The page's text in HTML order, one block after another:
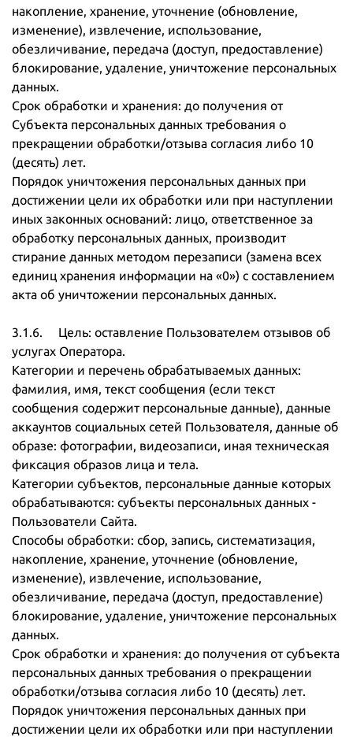
накопление, хранение, уточнение (обновление,
изменение), извлечение, использование,
обезличивание, передача (доступ, предоставление)
блокирование, удаление, уничтожение персональных
данных.
Срок обработки и хранения: до получения от
Субъекта персональных данных требования о
прекращении обработки/отзыва согласия либо 10
(десять) лет.
Порядок уничтожения персональных данных при
достижении цели их обработки или при наступлении
иных законных оснований: лицо, ответственное за
обработку персональных данных, производит
стирание данных методом перезаписи (замена всех
единиц хранения информации на «0») с составлением
акта об уничтожении персональных данных.
3.1.6. Цель: оставление Пользователем отзывов об
услугах Оператора.
Категории и перечень обрабатываемых данных:
фамилия, имя, текст сообщения (если текст
сообщения содержит персональные данные), данные
аккаунтов социальных сетей Пользователя, данные об
образе: фотографии, видеозаписи, иная техническая
фиксация образов лица и тела.
Категории субъектов, персональные данные которых
обрабатываются: субъекты персональных данных -
Пользователи Сайта.
Способы обработки: сбор, запись, систематизация,
накопление, хранение, уточнение (обновление,
изменение), извлечение, использование,
обезличивание, передача (доступ, предоставление)
блокирование, удаление, уничтожение персональных
данных.
Срок обработки и хранения: до получения от субъекта
персональных данных требования о прекращении
обработки/отзыва согласия либо 10 (десять) лет.
Порядок уничтожения персональных данных при
достижении цели их обработки или при наступлении